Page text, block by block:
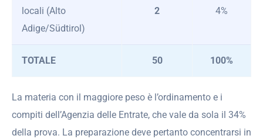
locali (Alto
Adige/Südtirol)
2 4%
TOTALE 50 100%
La materia con il maggiore peso è l’ordinamento e i
compiti dell’Agenzia delle Entrate, che vale da sola il 34%
della prova. La preparazione deve pertanto concentrarsi in